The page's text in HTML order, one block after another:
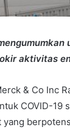
aktivitas
& Co Inc
COVID-19